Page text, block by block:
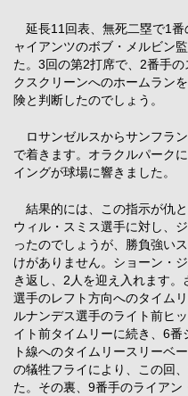
延長11回表、無死二塁で1番
ャイアンツのボブ・メルビン
た。3回の第2打席で、2番手
クスクリーンへのホームラン
険と判断したのでしょう。
ロサンゼルスからサンフラ
で着きます。オラクルパーク
イングが球場に響きました。
結果的には、この指示が仇
ウィル・スミス選手に対し、
ったのでしょうが、勝負強い
けがありません。ショーン・
き返し、2人を迎え入れます
選手のレフト方向へのタイム
ルナンデス選手のライト前ヒ
イト前タイムリーに続き、6
ト線へのタイムリースリーベ
の犠牲フライにより、この回
た。その裏、9番手のライア